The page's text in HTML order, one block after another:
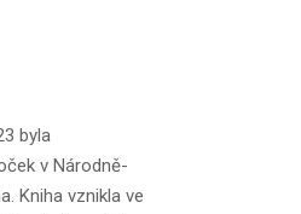
byla
v Národně-
Kniha vznikla ve